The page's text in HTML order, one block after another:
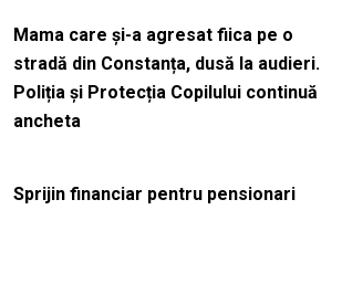
Mama care și-a agresat fiica pe o
stradă din Constanța, dusă la audieri.
Poliția și Protecția Copilului continuă
ancheta
Sprijin financiar pentru pensionari